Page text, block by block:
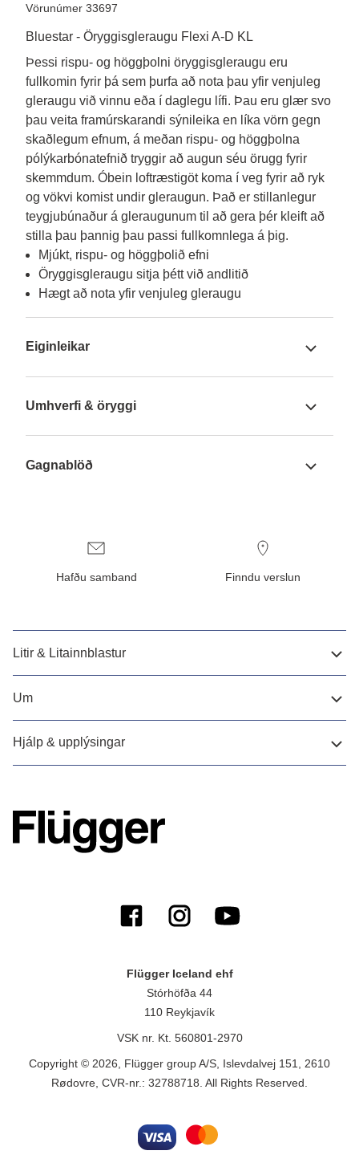
Vörunúmer 33697
Bluestar - Öryggisgleraugu Flexi A-D KL
Þessi rispu- og höggþolni öryggisgleraugu eru
fullkomin fyrir þá sem þurfa að nota þau yfir venjuleg
gleraugu við vinnu eða í daglegu lífi. Þau eru glær svo
þau veita framúrskarandi sýnileika en líka vörn gegn
skaðlegum efnum, á meðan rispu- og höggþolna
pólýkarbónatefnið tryggir að augun séu örugg fyrir
skemmdum. Óbein loftræstigöt koma í veg fyrir að ryk
og vökvi komist undir gleraugun. Það er stillanlegur
teygjubúnaður á gleraugunum til að gera þér kleift að
stilla þau þannig þau passi fullkomnlega á þig.
Mjúkt, rispu- og höggþolið efni
Öryggisgleraugu sitja þétt við andlitið
Hægt að nota yfir venjuleg gleraugu
Eiginleikar
Umhverfi & öryggi
Gagnablöð
Hafðu samband Finndu verslun
Litir & Litainnblastur
Um
Hjálp & upplýsingar
Flügger Iceland ehf
Stórhöfða 44
110 Reykjavík
VSK nr. Kt. 560801-2970
Copyright © 2026, Flügger group A/S, Islevdalvej 151, 2610
Rødovre, CVR-nr.: 32788718. All Rights Reserved.